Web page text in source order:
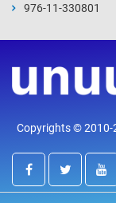
976-11-330801
Copyrights ©